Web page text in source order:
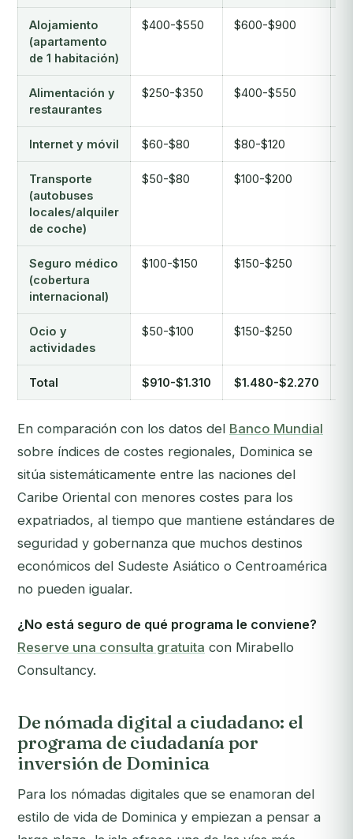
Alojamiento
(apartamento
de 1 habitación)
$400-$550 $600-$900
Alimentación y
restaurantes
$250-$350 $400-$550
Internet y móvil $60-$80 $80-$120
Transporte
(autobuses
locales/alquiler
de coche)
$50-$80 $100-$200
Seguro médico
(cobertura
internacional)
$100-$150 $150-$250
Ocio y
actividades
$50-$100 $150-$250
Total $910-$1.310 $1.480-$2.270
En comparación con los datos del Banco Mundial
sobre índices de costes regionales, Dominica se
sitúa sistemáticamente entre las naciones del
Caribe Oriental con menores costes para los
expatriados, al tiempo que mantiene estándares de
seguridad y gobernanza que muchos destinos
económicos del Sudeste Asiático o Centroamérica
no pueden igualar.
¿No está seguro de qué programa le conviene?
Reserve una consulta gratuita con Mirabello
Consultancy.
De nómada digital a ciudadano: el
programa de ciudadanía por
inversión de Dominica
Para los nómadas digitales que se enamoran del
estilo de vida de Dominica y empiezan a pensar a